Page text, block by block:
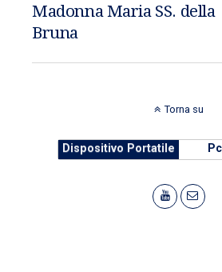
Madonna Maria SS. della
Bruna
Torna su
Dispositivo Portatile